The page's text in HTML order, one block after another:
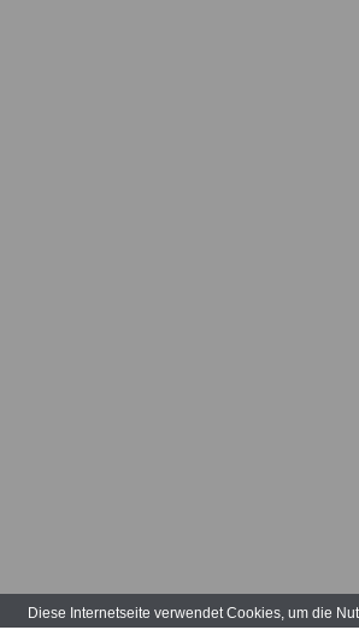
Diese Internetseite verwendet Cookies, um die